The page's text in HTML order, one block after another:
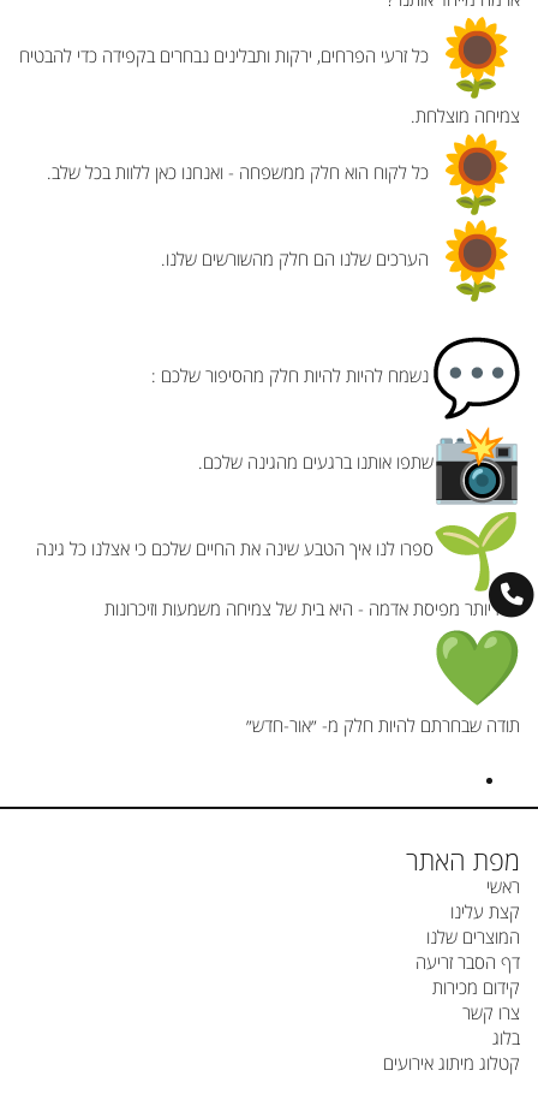
כל זרעי הפרחים, ירקות ותבלינים נבחרים בקפידה כדי להבטיח
צמיחה מוצלחת.
כל לקוח הוא חלק ממשפחה - ואנחנו כאן ללוות בכל שלב.
הערכים שלנו הם חלק מהשורשים שלנו.
נשמח להיות להיות חלק מהסיפור שלכם :
שתפו אותנו ברגעים מהגינה שלכם.
ספרו לנו איך הטבע שינה את החיים שלכם כי אצלנו כל גינה
היא יותר מפיסת אדמה - היא בית של צמיחה משמעות וזיכרונות
תודה שבחרתם להיות חלק מ- ״אור-חדש״
מפת האתר
ראשי
קצת עלינו
המוצרים שלנו
דף הסבר זריעה
קידום מכירות
צרו קשר
בלוג
קטלוג מיתוג אירועים